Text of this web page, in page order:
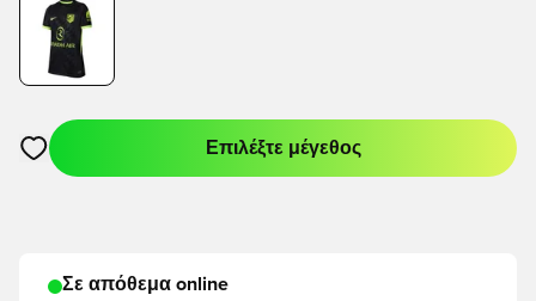
Ανοίγει ένα Modal για να συνδεθείτε ή να εγγραφείτε ως
Επιλέξτε μέγεθος
Σε απόθεμα online